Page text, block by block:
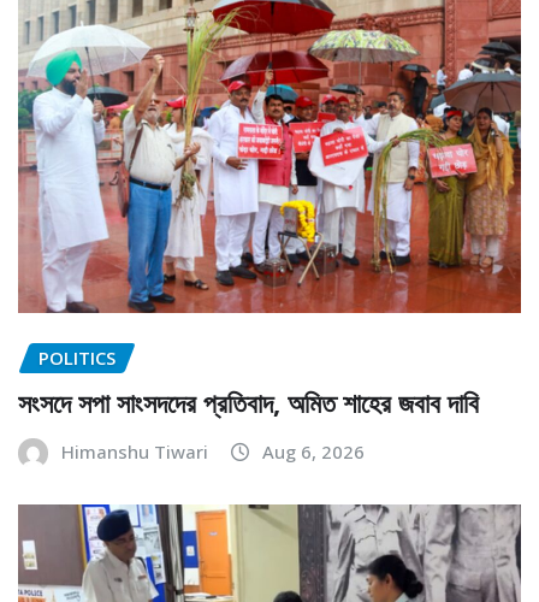
POLITICS
সংসদে সপা সাংসদদের প্রতিবাদ, অমিত শাহের জবাব দাবি
Himanshu Tiwari Aug 6, 2026